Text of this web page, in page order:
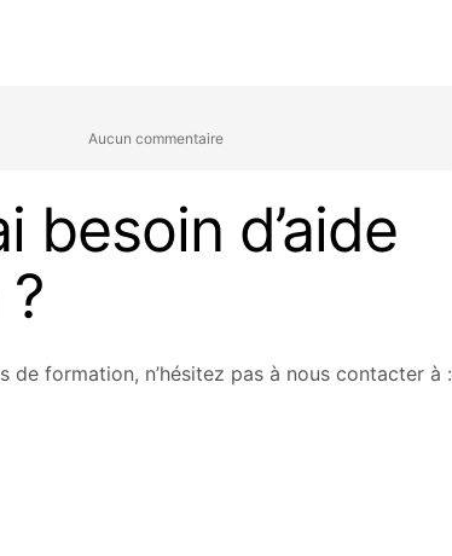
Aucun commentaire
besoin d’aide
formation, n’hésitez pas à nous contacter à :